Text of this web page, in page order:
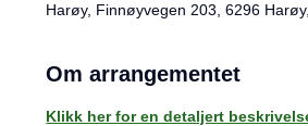
Harøy, Finnøyvegen 203, 6296
Om arrangementet
Klikk her for en detaljert